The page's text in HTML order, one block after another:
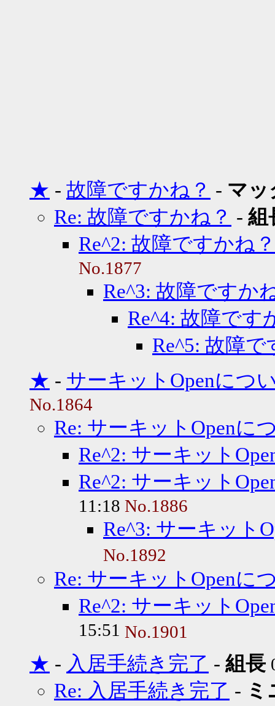
★ - 故障ですかね？ - マッ
Re: 故障ですかね？ - 組
Re^2: 故障ですかね？
No.1877
Re^3: 故障ですか
Re^4: 故障です
Re^5: 故障
★ - サーキットOpenにつ
No.1864
Re: サーキットOpenに
Re^2: サーキット
Re^2: サーキット
11:18 No.1886
Re^3: サーキット
No.1892
Re: サーキットOpenに
Re^2: サーキット
15:51 No.1901
★ - 入居手続き完了 - 組長
Re: 入居手続き完了 - ミ